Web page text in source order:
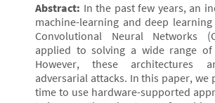
Abstract: In the past few years, an
machine-learning and deep
Convolutional Neural Networks
applied to solving a wide range of
However, these architectures
adversarial attacks. In this paper,
time to use hardware-supported